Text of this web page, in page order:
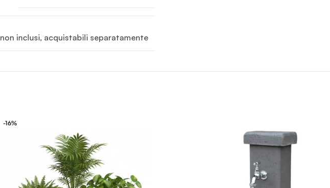
non inclusi, acquistabili separatamente
-16%